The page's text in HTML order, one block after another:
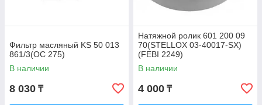
Фильтр масляный KS 50 013
861/3(OC 275)
В наличии
8 030 ₸
Натяжной ролик 601 200 09
70(STELLOX 03-40017-SX)
(FEBI 2249)
В наличии
4 000 ₸